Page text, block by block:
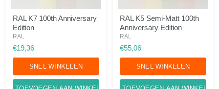
K7
100th
Anniversary
Edition
RAL K7 100th Anniversary
Edition
RAL
€19,36
SNEL WINKELEN
K5
Semi-
Matt
100th
Anniversary
Edition
RAL K5 Semi-Matt 100th
Anniversary Edition
RAL
€55,06
SNEL WINKELEN